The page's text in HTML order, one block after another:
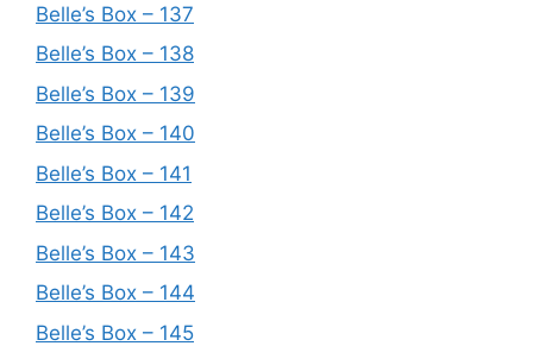
Belle’s Box – 137
Belle’s Box – 138
Belle’s Box – 139
Belle’s Box – 140
Belle’s Box – 141
Belle’s Box – 142
Belle’s Box – 143
Belle’s Box – 144
Belle’s Box – 145